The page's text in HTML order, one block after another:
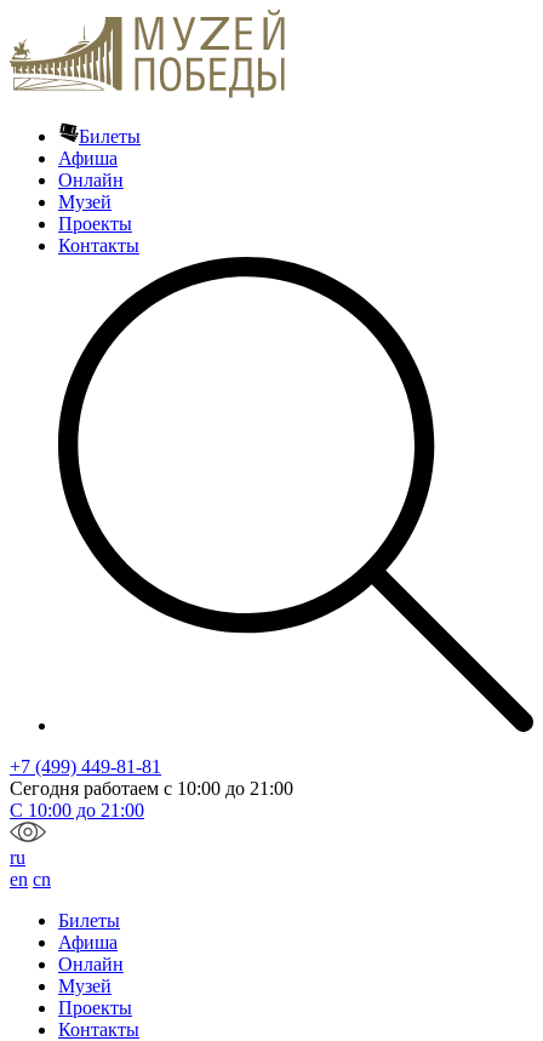
Билеты
Афиша
Онлайн
Музей
Проекты
Контакты
+7 (499) 449-81-81
Сегодня работаем с 10:00 до 21:00
С 10:00 до 21:00
ru
en cn
Билеты
Афиша
Онлайн
Музей
Проекты
Контакты